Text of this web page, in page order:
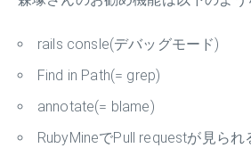
rails consle(デバッグモード)
Find in Path(= grep)
annotate(= blame)
RubyMineでPull requestが見られ